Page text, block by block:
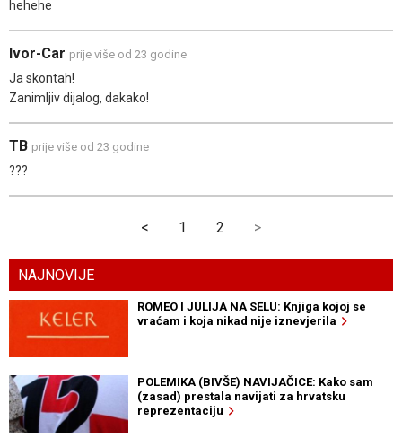
hehehe
Ivor-Car prije više od 23 godine
Ja skontah!
Zanimljiv dijalog, dakako!
TB prije više od 23 godine
???
< 1 2 >
NAJNOVIJE
ROMEO I JULIJA NA SELU: Knjiga kojoj se
vraćam i koja nikad nije iznevjerila
POLEMIKA (BIVŠE) NAVIJAČICE: Kako sam
(zasad) prestala navijati za hrvatsku
reprezentaciju